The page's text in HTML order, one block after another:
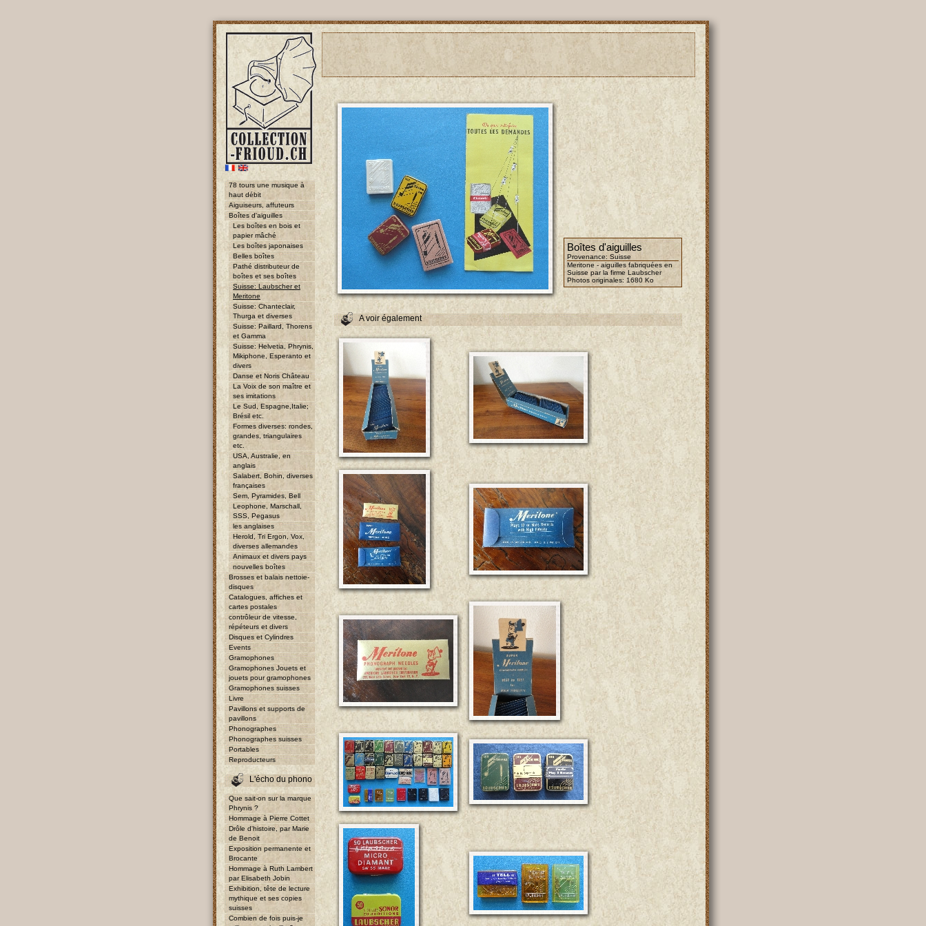
78 tours une musique à
haut débit
Aiguiseurs, affuteurs
Boîtes d'aiguilles
Les boîtes en bois et
papier mâché
Les boîtes japonaises
Belles boîtes
Pathé distributeur de
boîtes et ses boîtes
Suisse: Laubscher et
Meritone
Suisse: Chanteclair,
Thurga et diverses
Suisse: Paillard, Thorens
et Gamma
Suisse: Helvetia, Phrynis,
Mikiphone, Esperanto et
divers
Danse et Noris Château
La Voix de son maître et
ses imitations
Le Sud, Espagne,Italie;
Brésil etc.
Formes diverses: rondes,
grandes, triangulaires
etc.
USA, Australie, en
anglais
Salabert, Bohin, diverses
françaises
Sem, Pyramides, Bell
Leophone, Marschall,
SSS, Pegasus
les anglaises
Herold, Tri Ergon, Vox,
diverses allemandes
Animaux et divers pays
nouvelles boîtes
Brosses et balais nettoie-
disques
Catalogues, affiches et
cartes postales
contrôleur de vitesse,
répéteurs et divers
Disques et Cylindres
Events
Gramophones
Gramophones Jouets et
jouets pour gramophones
Gramophones suisses
Livre
Pavillons et supports de
pavillons
Phonographes
Phonographes suisses
Portables
Reproducteurs
L'écho du phono
Que sait-on sur la marque
Phrynis ?
Hommage à Pierre Cottet
Drôle d'histoire, par Marie
de Benoit
Exposition permanente et
Brocante
Hommage à Ruth Lambert
par Elisabeth Jobin
Exhibition, tête de lecture
mythique et ses copies
suisses
Combien de fois puis-je
Boîtes d'aiguilles
Provenance: Suisse
Meritone - aiguilles fabriquées en
Suisse par la firme Laubscher
Photos originales: 1680 Ko
A voir également